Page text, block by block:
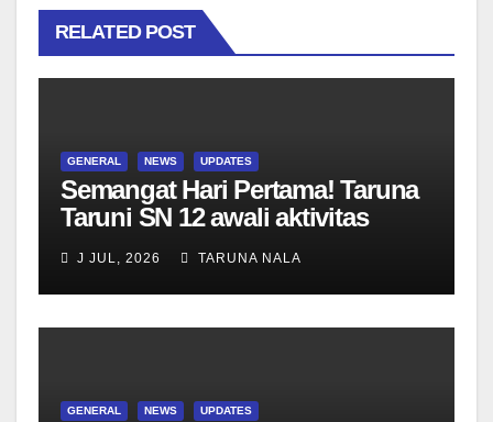
RELATED POST
GENERAL NEWS UPDATES
Semangat Hari Pertama! Taruna
Taruni SN 12 awali aktivitas
Asesmen Diagnostik
J JUL, 2026 TARUNA NALA
GENERAL NEWS UPDATES